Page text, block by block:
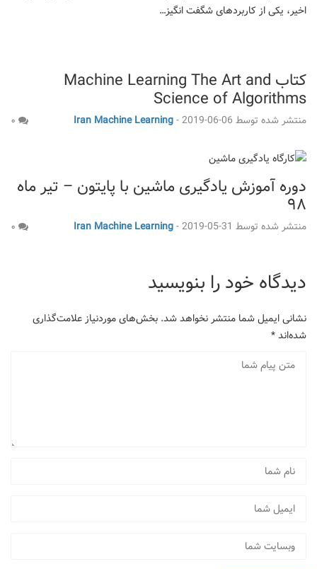
اخیر، یکی از کاربردهای شگفت انگیز…
کتاب Machine Learning The Art and
Science of Algorithms
منتشر شده توسط Iran Machine Learning-2019-06-06
دوره آموزش یادگیری ماشین با پایتون – تیر ماه
۹۸
منتشر شده توسط Iran Machine Learning-2019-05-31
دیدگاه خود را بنویسید
نشانی ایمیل شما منتشر نخواهد شد. بخش‌های موردنیاز علامت‌گذاری
شده‌اند*